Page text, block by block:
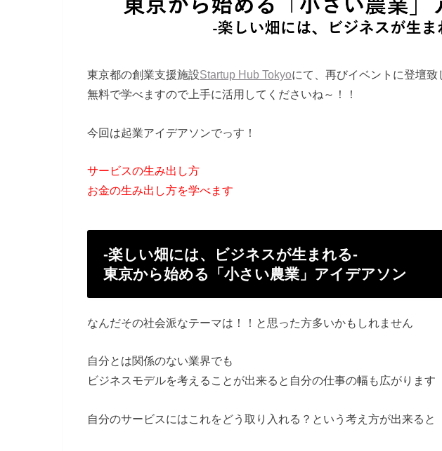
東京都の創業支援施設Startup Hub Tokyoにて、再びイベントに登壇致
無料で学べますので上手に活用してくださいね～！！
今回は起業アイデアソンでっす！
サービスの生み出し方
お金の生み出し方を学べます
‐楽しい畑には、ビジネスが生まれる‐
東京から始める「小さい農業」アイデアソン
なんだその社会派なテーマは！！と思った方多いかもしれません
自分とは関係のない業界でも
ビジネスモデルを考えることが出来ると自分の仕事の幅も広がりま す
自分のサービスにはこれをどう取り入れる？という考え方が出来る と